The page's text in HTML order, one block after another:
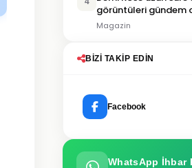
görüntüleri gündem
Magazin
BIZI TAKIP EDIN
Facebook
WhatsApp İhbar